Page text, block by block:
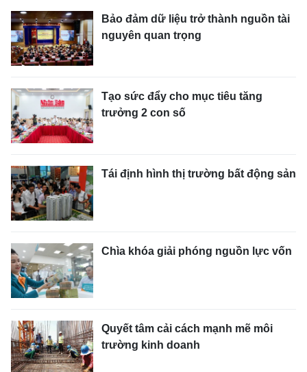
Bảo đảm dữ liệu trở thành nguồn tài
nguyên quan trọng
Tạo sức đẩy cho mục tiêu tăng
trưởng 2 con số
Tái định hình thị trường bất động sản
Chìa khóa giải phóng nguồn lực vốn
Quyết tâm cải cách mạnh mẽ môi
trường kinh doanh